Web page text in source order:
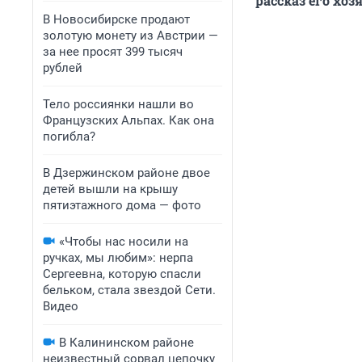
В Новосибирске продают
золотую монету из Австрии —
за нее просят 399 тысяч
рублей
Тело россиянки нашли во
Французских Альпах. Как она
погибла?
В Дзержинском районе двое
детей вышли на крышу
пятиэтажного дома — фото
«Чтобы нас носили на
ручках, мы любим»: нерпа
Сергеевна, которую спасли
бельком, стала звездой Сети.
Видео
В Калининском районе
неизвестный сорвал цепочку